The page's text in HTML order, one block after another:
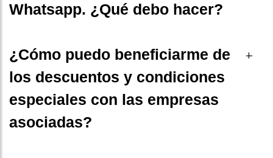
Whatsapp. ¿Qué debo hacer?
+
¿Cómo puedo beneficiarme de
los descuentos y condiciones
especiales con las empresas
asociadas?